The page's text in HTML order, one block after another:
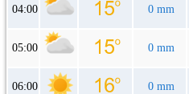
04:00 0 mm
05:00 0 mm
06:00 0 mm